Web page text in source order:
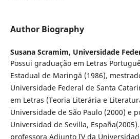
Author Biography
Susana Scramim, Universidade
Possui graduação em Letras
Estadual de Maringá (1986),
Universidade Federal de Santa
em Letras (Teoria Literária e
Universidade de São Paulo (2000) e
Universidad de Sevilla,
professora Adjunto IV da